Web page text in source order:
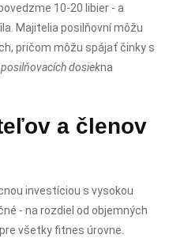
10-20 libier - a
Majitelia posilňovní môžu
pričom môžu spájať činky s
dosiekna
a členov
investíciou s vysokou
- na rozdiel od objemných
všetky fitnes úrovne.